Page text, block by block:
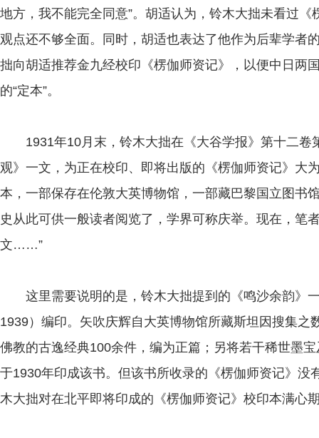
地方，我不能完全同意”。胡适认为，铃木大拙未看过
观点还不够全面。同时，胡适也表达了他作为后辈学者
拙向胡适推荐金九经校印《楞伽师资记》，以便中日两
的“定本”。
1931年10月末，铃木大拙在《大谷学报》第十二卷
观》一文，为正在校印、即将出版的《楞伽师资记》大
本，一部保存在伦敦大英博物馆，一部藏巴黎国立图
史从此可供一般读者阅览了，学界可称庆举。现在，笔
文……”
这里需要说明的是，铃木大拙提到的《鸣沙余韵》
1939）编印。矢吹庆辉自大英博物馆所藏斯坦因搜集之
佛教的古逸经典100余件，编为正篇；另将若干稀世墨
于1930年印成该书。但该书所收录的《楞伽师资记》没
木大拙对在北平即将印成的《楞伽师资记》校印本满心